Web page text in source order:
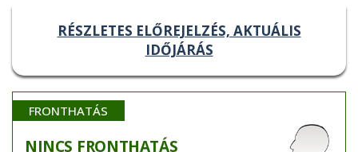
RÉSZLETES ELŐREJELZÉS, AKTUÁLIS
IDŐJÁRÁS
FRONTHATÁS
NINCS FRONTHATÁS